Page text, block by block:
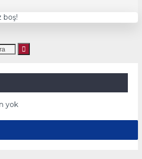
boş!
yok